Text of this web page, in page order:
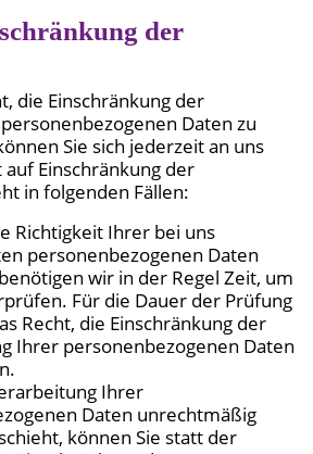
der
die Einschränkung der
Daten zu
Sie sich jederzeit an uns
Einschränkung der
in folgenden Fällen:
Richtigkeit Ihrer bei uns
personenbezogenen Daten
wir in der Regel Zeit, um
Für die Dauer der Prüfung
Recht, die Einschränkung der
Ihrer personenbezogenen Daten
Ihrer
Daten unrechtmäßig
können Sie statt der